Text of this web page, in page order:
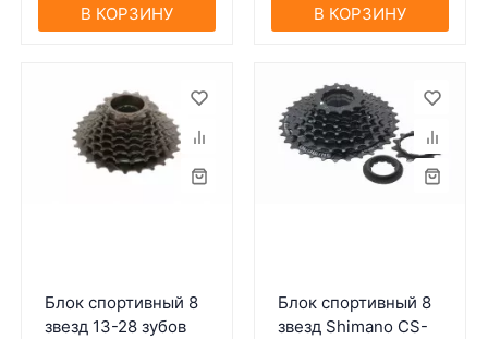
В КОРЗИНУ В КОРЗИНУ
Блок спортивный 8
звезд 13-28 зубов
Блок спортивный 8
звезд Shimano CS-